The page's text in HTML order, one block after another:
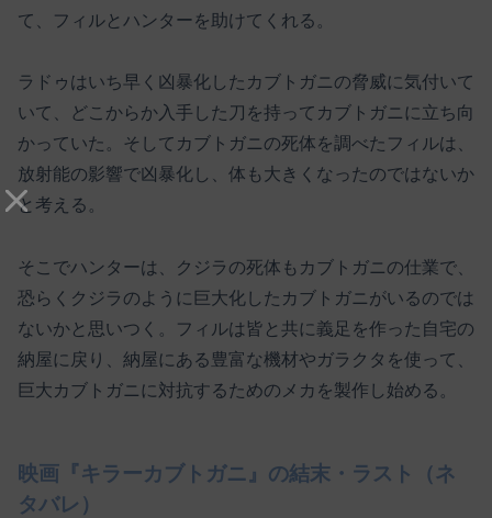
て、フィルとハンターを助けてくれる。
ラドゥはいち早く凶暴化したカブトガニの脅威に気付いて
いて、どこからか入手した刀を持ってカブトガニに立ち向
かっていた。そしてカブトガニの死体を調べたフィルは、
放射能の影響で凶暴化し、体も大きくなったのではないか
と考える。
そこでハンターは、クジラの死体もカブトガニの仕業で、
恐らくクジラのように巨大化したカブトガニがいるのでは
ないかと思いつく。フィルは皆と共に義足を作った自宅の
納屋に戻り、納屋にある豊富な機材やガラクタを使って、
巨大カブトガニに対抗するためのメカを製作し始める。
映画『キラーカブトガニ』の結末・ラスト（ネ
タバレ）